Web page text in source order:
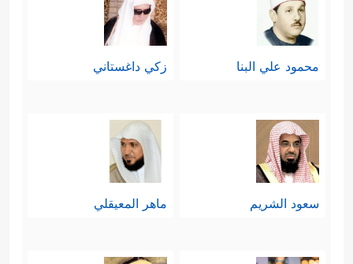
محمود علي البنا زكي داغستاني
سعود الشريم ماهر المعيقلي